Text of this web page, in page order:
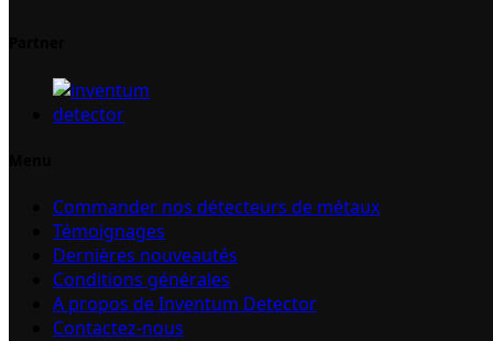
Commander nos détecteurs de métaux
Témoignages
Dernières nouveautés
Conditions générales
A propos de Inventum Detector
Contactez-nous